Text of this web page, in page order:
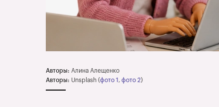
Авторы: Алина Алещенко
Авторы: Unsplash (фото 1 , фото 2)